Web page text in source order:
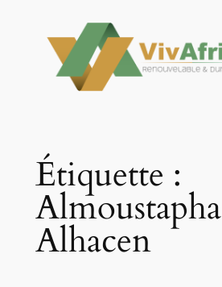
contenu
Étiquette :
Almoustapha
Alhacen